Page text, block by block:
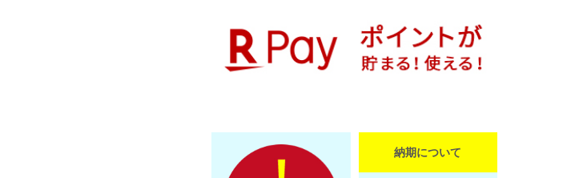
納期について